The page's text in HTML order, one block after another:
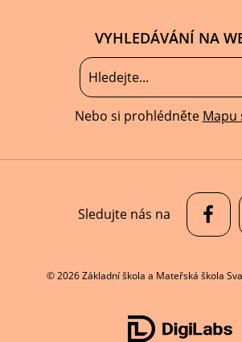
VYHLEDÁVÁNÍ NA
Nebo si prohlédněte Mapu
© 2026 Základní škola a Mateřská škola
Sledujte nás na